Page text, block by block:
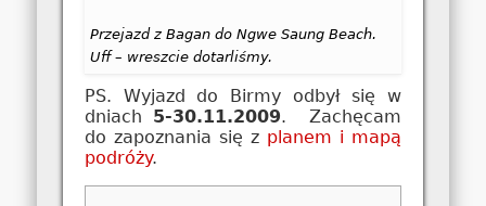
Przejazd z Bagan do Ngwe Saung Beach.
Uff – wreszcie dotarliśmy.
PS. Wyjazd do Birmy odbył się w
dniach 5-30.11.2009. Zachęcam
do zapoznania się z planem i mapą
podróży.